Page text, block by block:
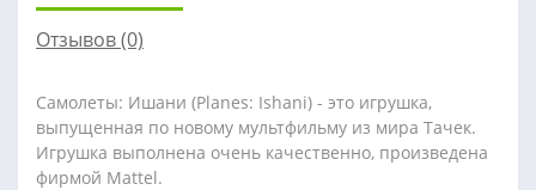
Отзывов (0)
Самолеты: Ишани (Planes: Ishani) - это игрушка,
выпущенная по новому мультфильму из мира Тачек.
Игрушка выполнена очень качественно, произведена
фирмой Mattel.